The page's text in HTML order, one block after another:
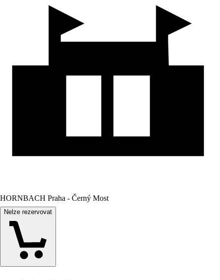
HORNBACH Praha - Černý Most
Nelze rezervovat